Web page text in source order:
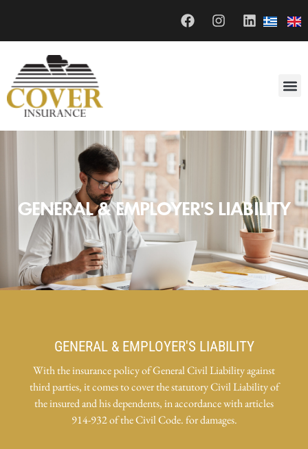
GENERAL & EMPLOYER'S LIABILITY
GENERAL & EMPLOYER'S LIABILITY
With the insurance policy of General Civil Liability against
third parties, it comes to cover the statutory Civil Liability of
the insured and his dependents, in accordance with articles
914-932 of the Civil Code. for damages.